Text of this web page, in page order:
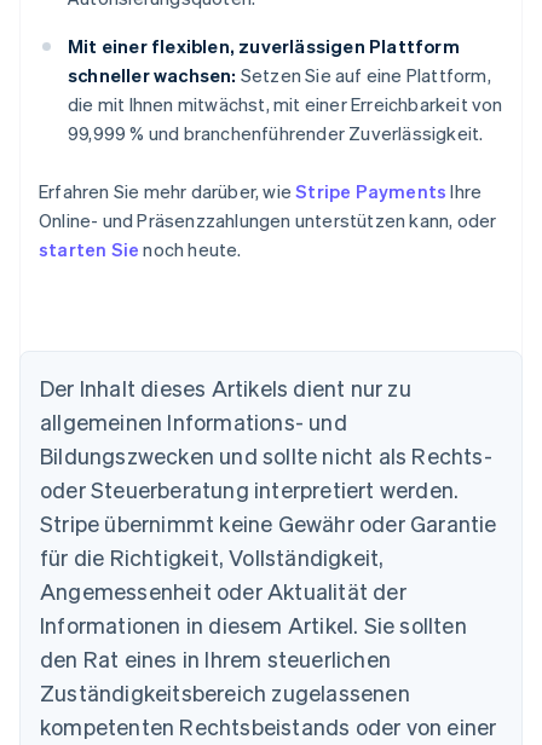
Mit einer flexiblen, zuverlässigen Plattform
schneller wachsen: Setzen Sie auf eine Plattform,
die mit Ihnen mitwächst, mit einer Erreichbarkeit von
99,999 % und branchenführender Zuverlässigkeit.
Erfahren Sie mehr darüber, wieStripe Payments Ihre
Online- und Präsenzzahlungen unterstützen kann, oder
starten Sie noch heute.
Der Inhalt dieses Artikels dient nur zu
allgemeinen Informations- und
Bildungszwecken und sollte nicht als Rechts-
oder Steuerberatung interpretiert werden.
Stripe übernimmt keine Gewähr oder Garantie
für die Richtigkeit, Vollständigkeit,
Angemessenheit oder Aktualität der
Informationen in diesem Artikel. Sie sollten
den Rat eines in Ihrem steuerlichen
Zuständigkeitsbereich zugelassenen
kompetenten Rechtsbeistands oder von einer
Australien
English
Belgien
Nederlands Français DeutschEnglish
Brasilien
PortuguêsEnglish
English
Dänemark
English
Deutschland
Deutsch English
Estland